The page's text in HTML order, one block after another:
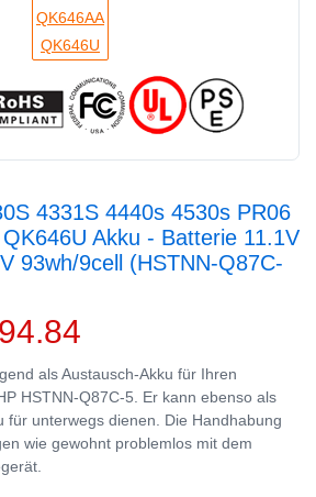
4331S 4440s 4530s PR06
Akku - Batterie 11.1V
93wh/9cell (HSTNN-Q87C-
als Austausch-Akku für Ihren
HSTNN-Q87C-5. Er kann ebenso als
für unterwegs dienen. Die Handhabung
wie gewohnt problemlos mit dem